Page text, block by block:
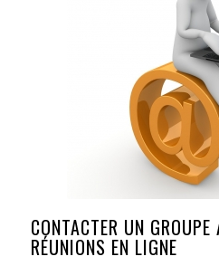
CONTACTER UN
RÉUNIONS EN LIGNE